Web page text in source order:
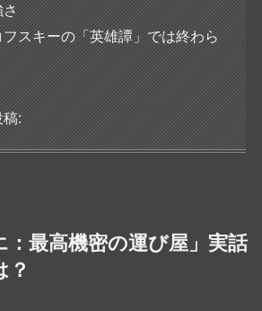
スキーの「英雄譚」では終わら
稿:
：最高機密の運び屋」実話
？